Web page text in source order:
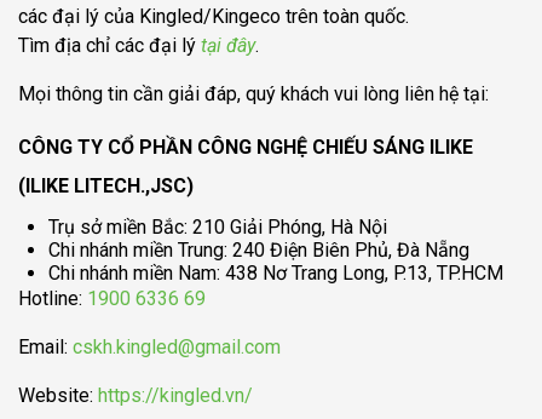
các đại lý của Kingled/Kingeco trên toàn quốc.
Tìm địa chỉ các đại lý tại đây.
Mọi thông tin cần giải đáp, quý khách vui lòng liên hệ tại:
CÔNG TY CỔ PHẦN CÔNG NGHỆ CHIẾU SÁNG ILIKE
(ILIKE LITECH.,JSC)
Trụ sở miền Bắc: 210 Giải Phóng, Hà Nội
Chi nhánh miền Trung: 240 Điện Biên Phủ, Đà Nẵng
Chi nhánh miền Nam: 438 Nơ Trang Long, P.13, TP.HCM
Hotline: 1900 6336 69
Email: cskh.kingled@gmail.com
Website: https://kingled.vn/